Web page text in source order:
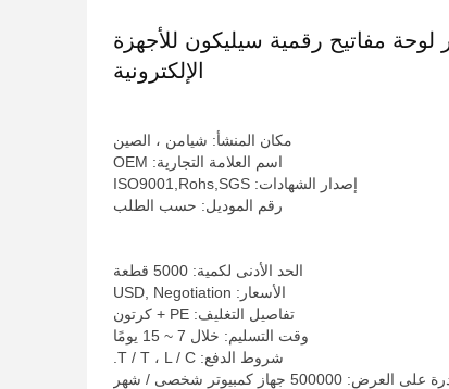
لوحة مفاتيح رقمية سيليكون للأجهزة
الإلكترونية
مكان المنشأ: شيامن ، الصين
اسم العلامة التجارية: OEM
إصدار الشهادات: ISO9001,Rohs,SGS
رقم الموديل: حسب الطلب
الحد الأدنى لكمية: 5000 قطعة
الأسعار: USD, Negotiation
تفاصيل التغليف: PE + كرتون
وقت التسليم: خلال 7 ~ 15 يومًا
شروط الدفع: T / T ، L / C.
العرض: 500000 جهاز كمبيوتر شخصى / شهر